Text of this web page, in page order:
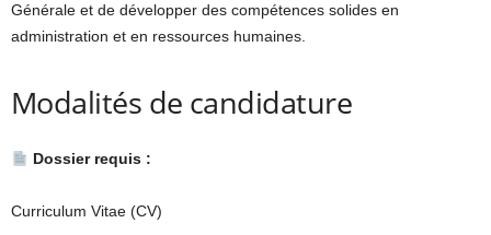
Générale et de développer des compétences solides en
administration et en ressources humaines.
Modalités de candidature
Dossier requis :
Curriculum Vitae (CV)